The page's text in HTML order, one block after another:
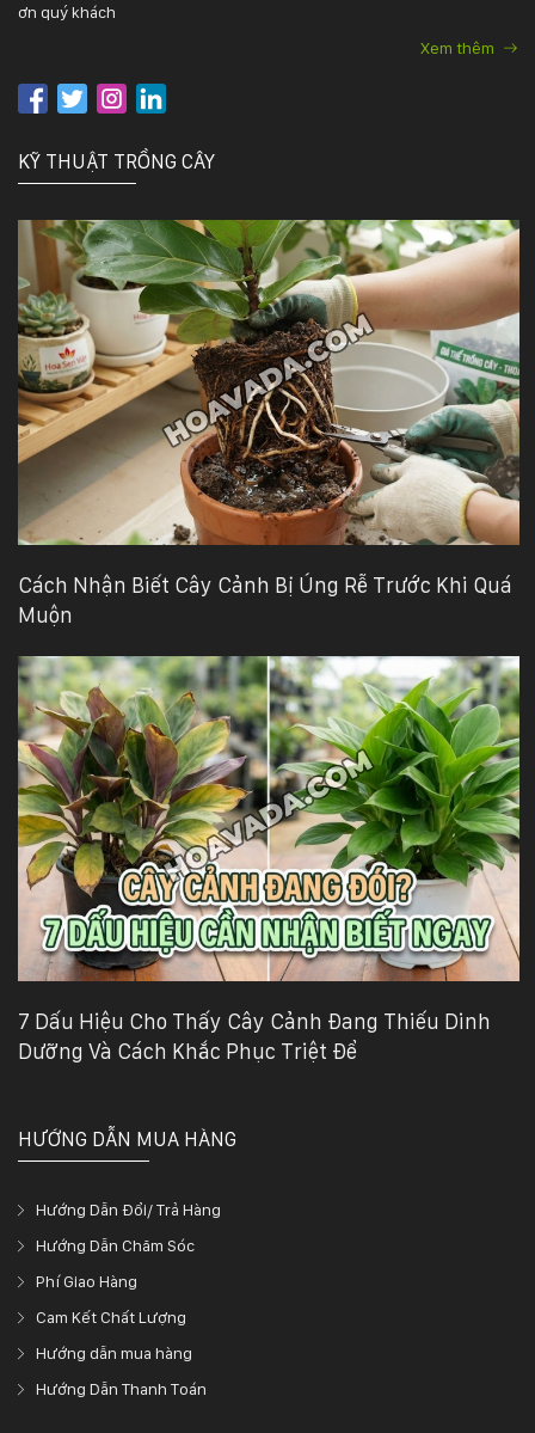
ơn quý khách
Xem thêm
KỸ THUẬT TRỒNG CÂY
Cách Nhận Biết Cây Cảnh Bị Úng Rễ Trước Khi Quá
Muộn
7 Dấu Hiệu Cho Thấy Cây Cảnh Đang Thiếu Dinh
Dưỡng Và Cách Khắc Phục Triệt Để
HƯỚNG DẪN MUA HÀNG
Hướng Dẫn Đổi/ Trả Hàng
Hướng Dẫn Chăm Sóc
Phí Giao Hàng
Cam Kết Chất Lượng
Hướng dẫn mua hàng
Hướng Dẫn Thanh Toán